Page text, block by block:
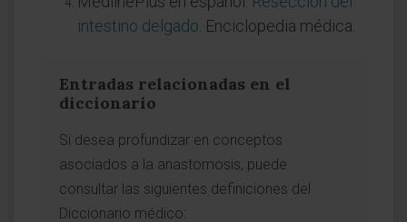
intestino delgado . Enciclopedia médica.
Entradas relacionadas en el
diccionario
Si desea profundizar en conceptos
asociados a la anastomosis, puede
consultar las siguientes definiciones del
Diccionario médico: